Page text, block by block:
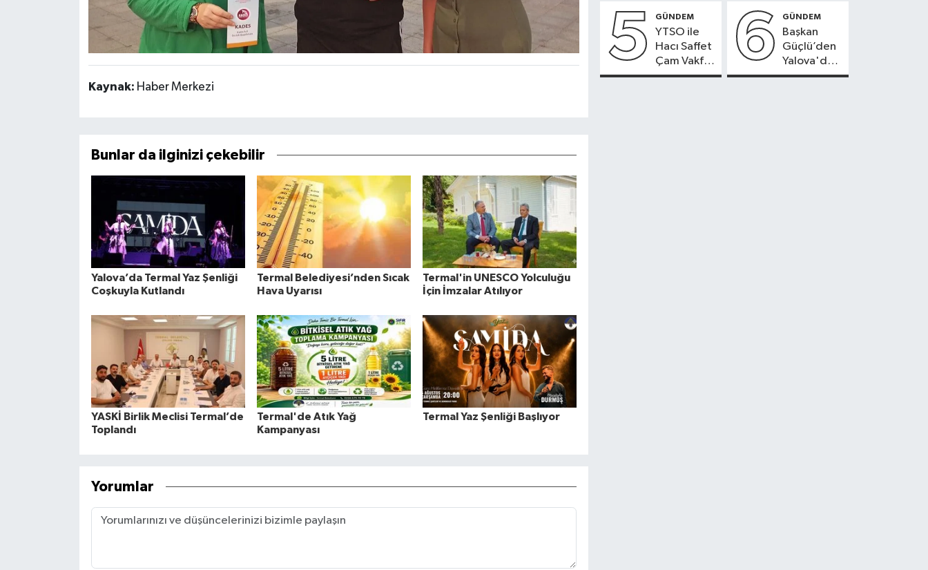
Kaynak: Haber Merkezi
Bunlar da ilginizi çekebilir
Yalova’da Termal Yaz Şenliği
Coşkuyla Kutlandı
Termal Belediyesi’nden Sıcak
Hava Uyarısı
Termal'in UNESCO Yolculuğu
İçin İmzalar Atılıyor
YASKİ Birlik Meclisi Termal’de
Toplandı
Termal'de Atık Yağ
Kampanyası
Termal Yaz Şenliği Başlıyor
Yorumlar
5 GÜNDEM
YTSO ile
Hacı Saffet
Çam Vakfı
Güçlerini
6 GÜNDEM
Başkan
Güçlü’den
Yalova'da
OSB'ler